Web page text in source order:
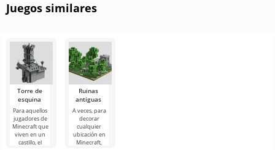
Juegos similares
Torre de
esquina
Para aquellos
jugadores de
Minecraft que
viven en un
castillo, el
Ruinas
antiguas
A veces, para
decorar
cualquier
ubicación en
Minecraft,